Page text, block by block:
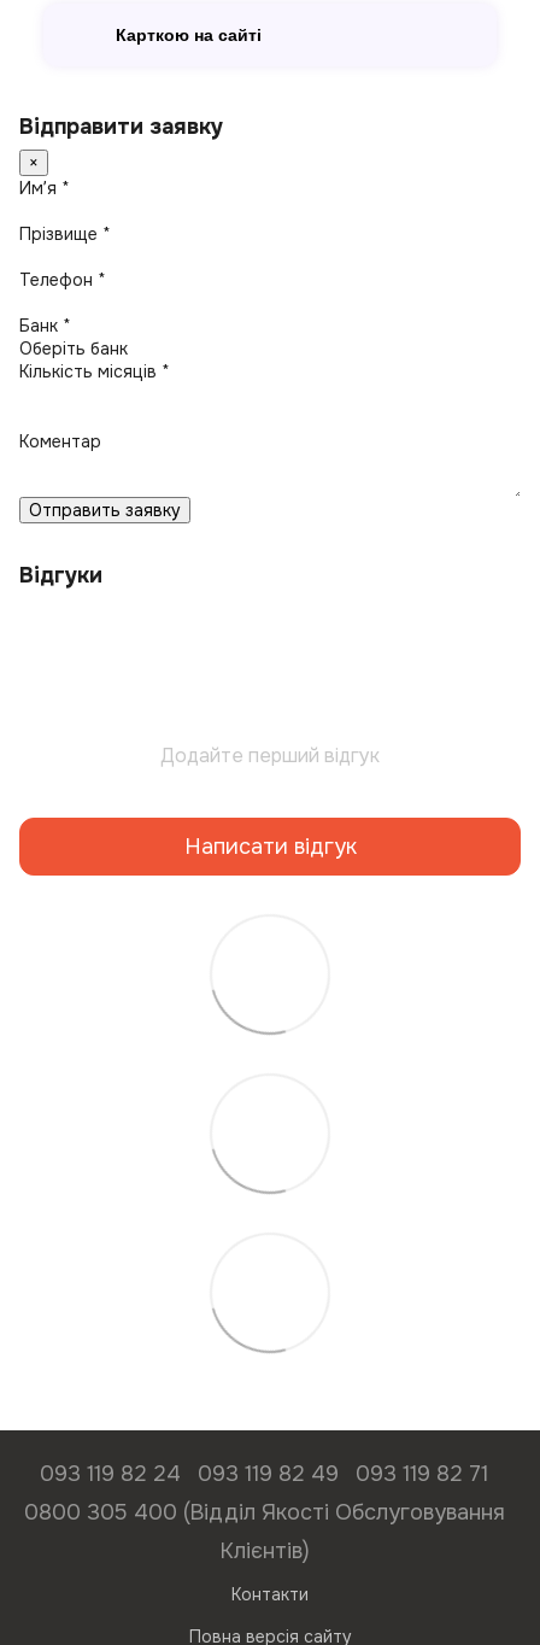
Карткою на сайті
Відправити заявку
×
Имʼя *
Прізвище *
Телефон *
Банк *
Кількість місяців *
Коментар
Отправить заявку
Відгуки
Додайте перший відгук
Написати відгук
093 119 82 24 093 119 82 49
093 119 82 71
0800 305 400 (Відділ Якості Обслуговування
Клієнтів)
Контакти
Повна версія сайту